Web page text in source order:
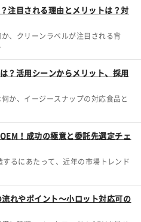
注目される理由とメリットは？対
、クリーンラベルが注目される背
？活用シーンからメリット、採用
か、イージースナップの対応食品と
！成功の極意と委託先選定チェ
るにあたって、近年の市場トレンド
れやポイント～小ロット対応可の